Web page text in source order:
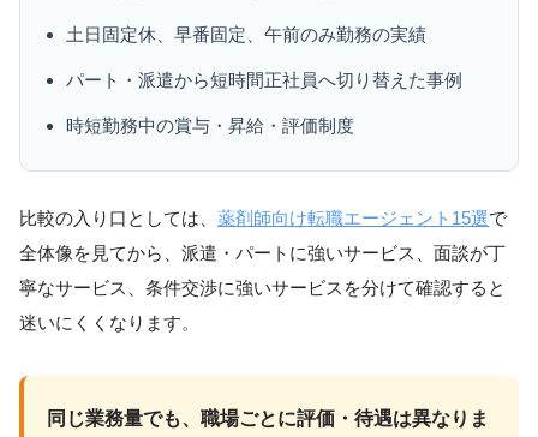
土日固定休、早番固定、午前のみ勤務の実績
パート・派遣から短時間正社員へ切り替えた事例
時短勤務中の賞与・昇給・評価制度
比較の入り口としては、 薬剤師向け転職エージェント15選で
全体像を見てから、派遣・パートに強いサービス、面談が丁
寧なサービス、条件交渉に強いサービスを分けて確認すると
迷いにくくなります。
同じ業務量でも、職場ごとに評価・待遇は異なりま